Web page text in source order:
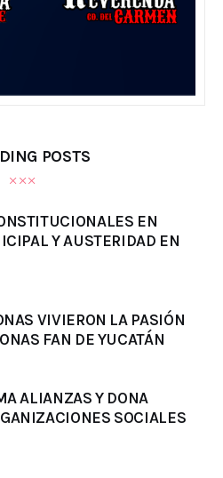
POSTS
EN
Y AUSTERIDAD EN
VIVIERON LA PASIÓN
FAN DE YUCATÁN
ALIANZAS Y DONA
SOCIALES